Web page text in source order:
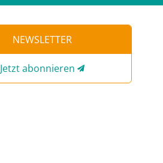
NEWSLETTER
Jetzt abonnieren